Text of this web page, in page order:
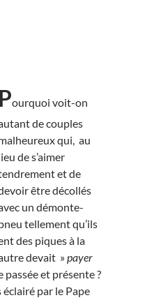
Pourquoi voit-on
de couples
qui, au
de s’aimer
et de
être décollés
un démonte-
tellement qu’ils
des piques à la
devait »payer
et présente ?
par le Pape